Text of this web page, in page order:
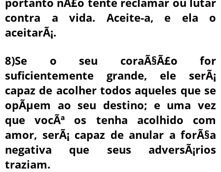
contra a vida. Aceite-a, e ela o
aceitarÃ¡.
8)Se o seu coraÃ§Ã£o for
suficientemente grande, ele serÃ¡
capaz de acolher todos aqueles que se
opÃµem ao seu destino; e uma vez
que vocÃª os tenha acolhido com
amor, serÃ¡ capaz de anular a forÃ§a
negativa que seus adversÃ¡rios
traziam.